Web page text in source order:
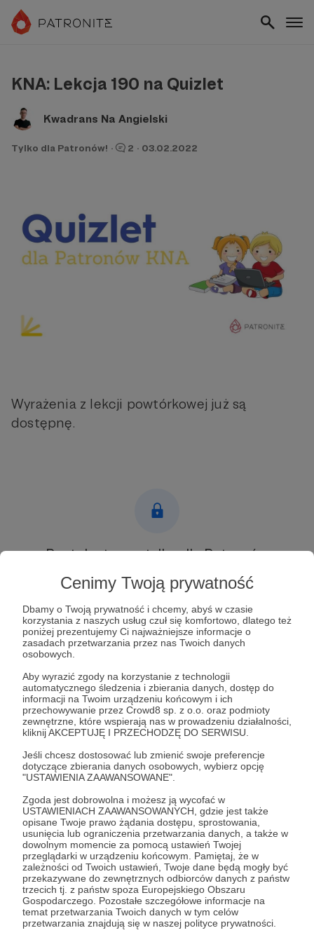
Cenimy Twoją prywatność
Dbamy o Twoją prywatność i chcemy, abyś w czasie
korzystania z naszych usług czuł się komfortowo, dlatego też
poniżej prezentujemy Ci najważniejsze informacje o
zasadach przetwarzania przez nas Twoich danych
osobowych.
Aby wyrazić zgody na korzystanie z technologii
automatycznego śledzenia i zbierania danych, dostęp do
informacji na Twoim urządzeniu końcowym i ich
przechowywanie przez Crowd8 sp. z o.o. oraz podmioty
zewnętrzne, które wspierają nas w prowadzeniu działalności,
kliknij AKCEPTUJĘ I PRZECHODZĘ DO SERWISU.
Jeśli chcesz dostosować lub zmienić swoje preferencje
dotyczące zbierania danych osobowych, wybierz opcję
"USTAWIENIA ZAAWANSOWANE".
Zgoda jest dobrowolna i możesz ją wycofać w
USTAWIENIACH ZAAWANSOWANYCH, gdzie jest także
opisane Twoje prawo żądania dostępu, sprostowania,
usunięcia lub ograniczenia przetwarzania danych, a także w
dowolnym momencie za pomocą ustawień Twojej
przeglądarki w urządzeniu końcowym. Pamiętaj, że w
zależności od Twoich ustawień, Twoje dane będą mogły być
przekazywane do zewnętrznych odbiorców danych z państw
trzecich tj. z państw spoza Europejskiego Obszaru
Gospodarczego. Pozostałe szczegółowe informacje na
temat przetwarzania Twoich danych w tym celów
przetwarzania znajdują się w naszej polityce prywatności.
KNA: Lekcja 190 na Quizlet
Kwadrans Na Angielski
Tylko dla Patronów! · 2 · 03.02.2022
Wyrażenia z lekcji powtórkowej już są
dostępnę.
Post dostępny tylko dla Patronów
Aby zobaczyć ten materiał musisz być zalogowany
Zostań Patronem
Zaloguj się
quizlet
Udostępnij
Kwadrans Na Angielski
Zobacz profil autora